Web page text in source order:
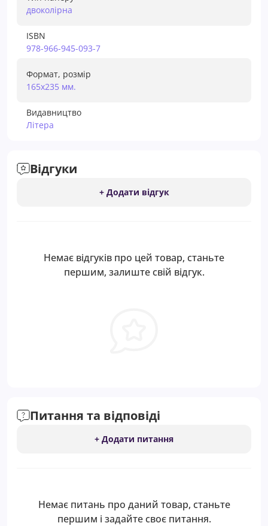
двоколірна
ISBN
978-966-945-093-7
Формат, розмір
165х235 мм.
Видавництво
Літера
Відгуки
+ Додати відгук
Немає відгуків про цей товар, станьте
першим, залиште свій відгук.
Питання та відповіді
+ Додати питання
Немає питань про даний товар, станьте
першим і задайте своє питання.